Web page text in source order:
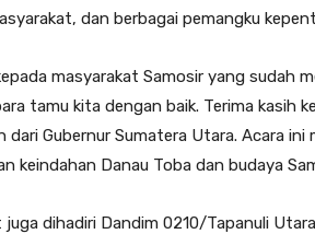
dan berbagai pemangku
masyarakat Samosir yang sudah
tamu kita dengan baik. Terima kasih
dari Gubernur Sumatera Utara. Acara
keindahan Danau Toba dan budaya
dihadiri Dandim 0210/Tapanuli